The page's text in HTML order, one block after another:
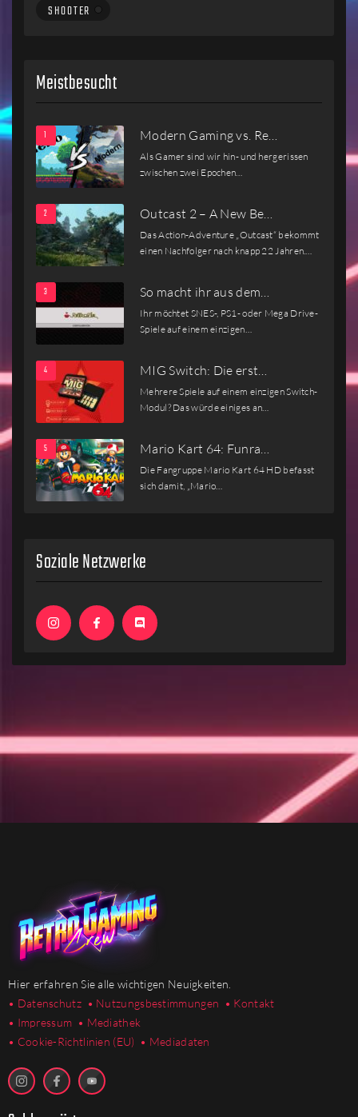
SHOOTER
Meistbesucht
Modern Gaming vs. Re…
Als Gamer sind wir hin- und hergerissen
zwischen zwei Epochen…
Outcast 2 – A New Be…
Das Action-Adventure „Outcast“ bekommt
einen Nachfolger nach knapp 22 Jahren.…
So macht ihr aus dem…
Ihr möchtet SNES-, PS1- oder Mega Drive-
Spiele auf einem einzigen…
MIG Switch: Die erst…
Mehrere Spiele auf einem einzigen Switch-
Modul? Das würde einiges an…
Mario Kart 64: Funra…
Die Fangruppe Mario Kart 64 HD befasst
sich damit, „Mario…
Soziale Netzwerke
Hier erfahren Sie alle wichtigen Neuigkeiten.
• Datenschutz • Nutzungsbestimmungen • Kontakt
• Impressum • Mediathek
• Cookie-Richtlinien (EU) • Mediadaten